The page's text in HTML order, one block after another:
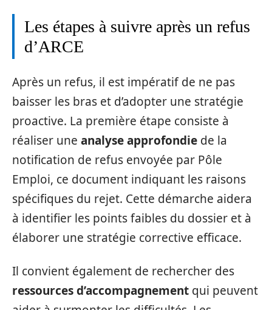
Les étapes à suivre après un refus
d’ARCE
Après un refus, il est impératif de ne pas
baisser les bras et d’adopter une stratégie
proactive. La première étape consiste à
réaliser une analyse approfondie de la
notification de refus envoyée par Pôle
Emploi, ce document indiquant les raisons
spécifiques du rejet. Cette démarche aidera
à identifier les points faibles du dossier et à
élaborer une stratégie corrective efficace.
Il convient également de rechercher des
ressources d’accompagnement qui peuvent